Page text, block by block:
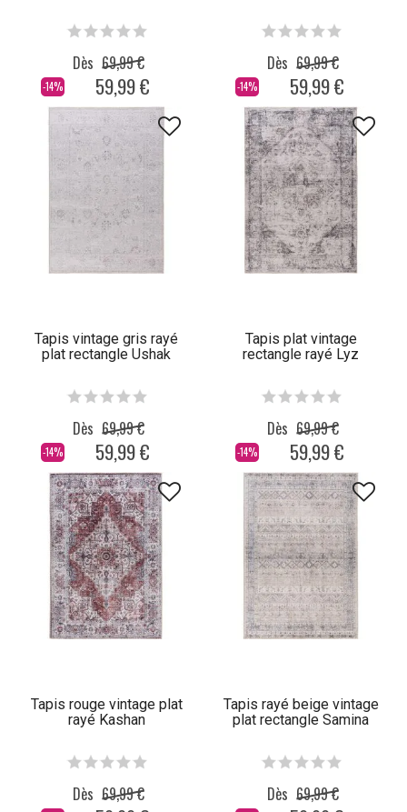
-14%
Dès 69,99 €
59,99 € -14%
Dès 69,99 €
59,99 €
Tapis vintage gris rayé
plat rectangle Ushak
-14%
Dès 69,99 €
59,99 €
Tapis plat vintage
rectangle rayé Lyz
-14%
Dès 69,99 €
59,99 €
Tapis rouge vintage plat
rayé Kashan
Dès 69,99 €
Tapis rayé beige vintage
plat rectangle Samina
Dès 69,99 €